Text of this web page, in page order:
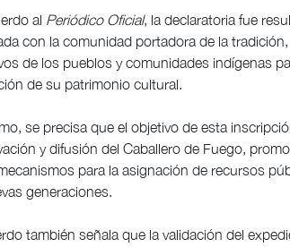
al Periódico Oficial, la declaratoria fue
con la comunidad portadora de la
de los pueblos y comunidades indígenas
de su patrimonio cultural.
se precisa que el objetivo de esta
y difusión del Caballero de Fuego,
para la asignación de recursos
generaciones.
también señala que la validación del